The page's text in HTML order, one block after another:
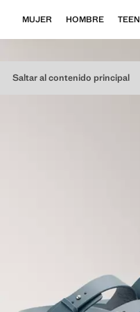
Saltar al contenido principal
MUJER HOMBRE TEEN